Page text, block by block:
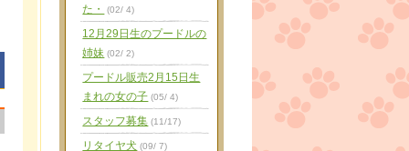
た・
(02/ 4)
12月29日生のプードルの
姉妹 (02/ 2)
プードル販売2月15日生
まれの女の子 (05/ 4)
スタッフ募集 (11/17)
リタイヤ犬 (09/ 7)